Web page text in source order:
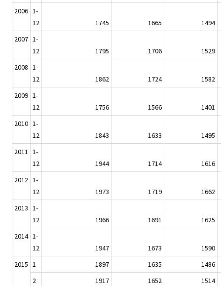
2006 1-
12
1745 1665
1494
2007 1-
12
1795 1706
1529
2008 1-
12
1862 1724
1582
2009 1-
12
1756 1566
1401
2010 1-
12
1843 1633
1495
2011 1-
12
1944 1714
1616
2012 1-
12
1973 1719
1662
2013 1-
12
1966 1691
1625
2014 1-
12
1947 1673
1590
2015 1 1897 1635
1486
2
1917 1652
1514